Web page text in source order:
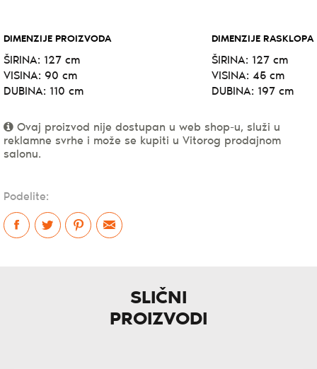
DIMENZIJE PROIZVODA
ŠIRINA: 127 cm
VISINA: 90 cm
DUBINA: 110 cm
DIMENZIJE RASKLOPA
ŠIRINA: 127 cm
VISINA: 45 cm
DUBINA: 197 cm
Ovaj proizvod nije dostupan u web shop-u, služi u
reklamne svrhe i može se kupiti u Vitorog prodajnom
salonu.
Podelite:
SLIČNI
PROIZVODI